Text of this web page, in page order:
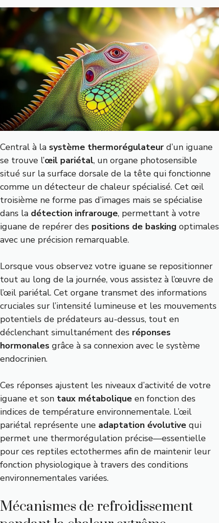
Central à la système thermorégulateur d’un iguane
se trouve l’œil pariétal, un organe photosensible
situé sur la surface dorsale de la tête qui fonctionne
comme un détecteur de chaleur spécialisé. Cet œil
troisième ne forme pas d’images mais se spécialise
dans la détection infrarouge, permettant à votre
iguane de repérer des positions de basking optimales
avec une précision remarquable.
Lorsque vous observez votre iguane se repositionner
tout au long de la journée, vous assistez à l’œuvre de
l’œil pariétal. Cet organe transmet des informations
cruciales sur l’intensité lumineuse et les mouvements
potentiels de prédateurs au-dessus, tout en
déclenchant simultanément des réponses
hormonales grâce à sa connexion avec le système
endocrinien.
Ces réponses ajustent les niveaux d’activité de votre
iguane et son taux métabolique en fonction des
indices de température environnementale. L’œil
pariétal représente une adaptation évolutive qui
permet une thermorégulation précise—essentielle
pour ces reptiles ectothermes afin de maintenir leur
fonction physiologique à travers des conditions
environnementales variées.
Mécanismes de refroidissement